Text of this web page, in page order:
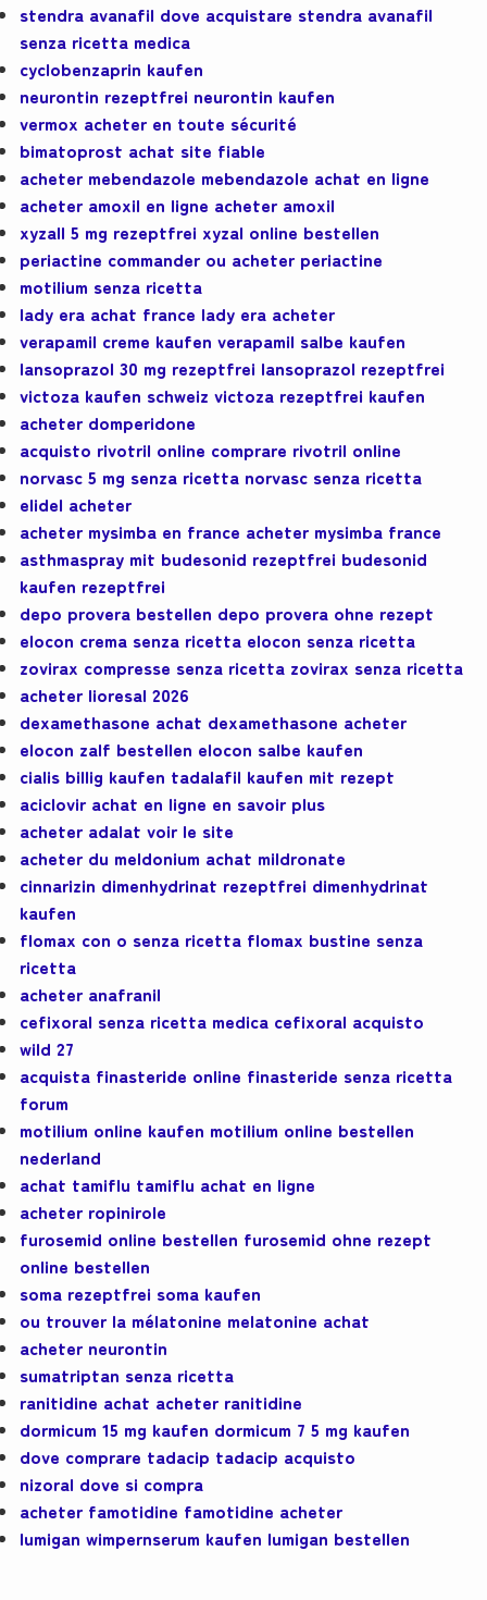
stendra avanafil dove acquistare stendra avanafil
senza ricetta medica
cyclobenzaprin kaufen
neurontin rezeptfrei neurontin kaufen
vermox acheter en toute sécurité
bimatoprost achat site fiable
acheter mebendazole mebendazole achat en ligne
acheter amoxil en ligne acheter amoxil
xyzall 5 mg rezeptfrei xyzal online bestellen
periactine commander ou acheter periactine
motilium senza ricetta
lady era achat france lady era acheter
verapamil creme kaufen verapamil salbe kaufen
lansoprazol 30 mg rezeptfrei lansoprazol rezeptfrei
victoza kaufen schweiz victoza rezeptfrei kaufen
acheter domperidone
acquisto rivotril online comprare rivotril online
norvasc 5 mg senza ricetta norvasc senza ricetta
elidel acheter
acheter mysimba en france acheter mysimba france
asthmaspray mit budesonid rezeptfrei budesonid
kaufen rezeptfrei
depo provera bestellen depo provera ohne rezept
elocon crema senza ricetta elocon senza ricetta
zovirax compresse senza ricetta zovirax senza ricetta
acheter lioresal 2026
dexamethasone achat dexamethasone acheter
elocon zalf bestellen elocon salbe kaufen
cialis billig kaufen tadalafil kaufen mit rezept
aciclovir achat en ligne en savoir plus
acheter adalat voir le site
acheter du meldonium achat mildronate
cinnarizin dimenhydrinat rezeptfrei dimenhydrinat
kaufen
flomax con o senza ricetta flomax bustine senza
ricetta
acheter anafranil
cefixoral senza ricetta medica cefixoral acquisto
wild 27
acquista finasteride online finasteride senza ricetta
forum
motilium online kaufen motilium online bestellen
nederland
achat tamiflu tamiflu achat en ligne
acheter ropinirole
furosemid online bestellen furosemid ohne rezept
online bestellen
soma rezeptfrei soma kaufen
ou trouver la mélatonine melatonine achat
acheter neurontin
sumatriptan senza ricetta
ranitidine achat acheter ranitidine
dormicum 15 mg kaufen dormicum 7 5 mg kaufen
dove comprare tadacip tadacip acquisto
nizoral dove si compra
acheter famotidine famotidine acheter
lumigan wimpernserum kaufen lumigan bestellen